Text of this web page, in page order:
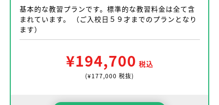
基本的な教習プランです。標準的な教習料金は全て含
まれています。 （ご入校日５９才までのプランとなり
ます）
¥194,700 税込
(¥177,000 税抜)